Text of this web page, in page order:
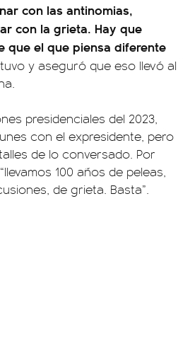
con las antinomias,
con la grieta. Hay que
que el que piensa diferente
y aseguró que eso llevó al
presidenciales del 2023,
con el expresidente, pero
de lo conversado. Por
100 años de peleas,
de grieta. Basta”.